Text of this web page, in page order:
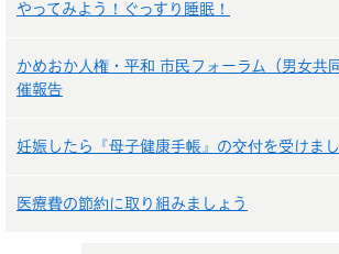
やってみよう！ぐっすり睡眠！
かめおか人権・平和 市民フォーラム（男女共
催報告
妊娠したら『母子健康手帳』の交付を受けま
医療費の節約に取り組みましょう